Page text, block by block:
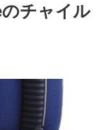
チャイル